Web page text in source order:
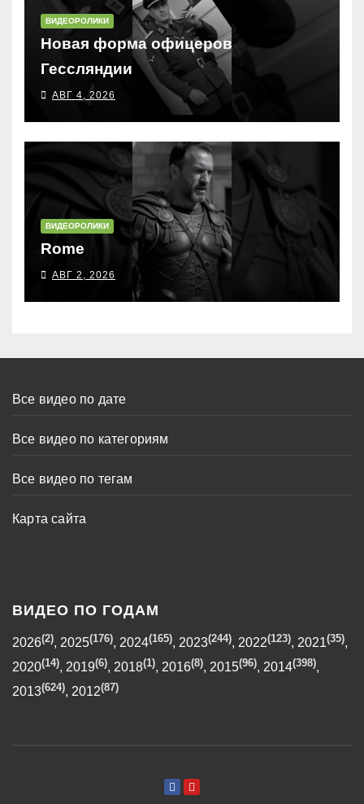
ВИДЕОРОЛИКИ
Новая форма офицеров
Гессляндии
АВГ 4, 2026
ВИДЕОРОЛИКИ
Rome
АВГ 2, 2026
Все видео по дате
Все видео по категориям
Все видео по тегам
Карта сайта
ВИДЕО ПО ГОДАМ
2026(2), 2025(176), 2024(165), 2023(244), 2022(123), 2021(35),
2020(14), 2019(6), 2018(1), 2016(8), 2015(96), 2014(398),
2013(624), 2012(87)